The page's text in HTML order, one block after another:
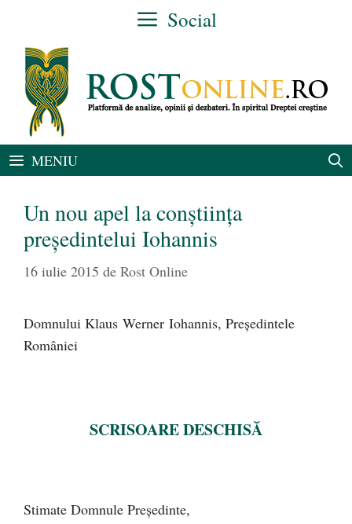
conținut
Social
MENIU
Un nou apel la conştiinţa
preşedintelui Iohannis
16 iulie 2015 de Rost Online
Domnului Klaus Werner Iohannis, Preşedintele
României
SCRISOARE DESCHISĂ
Stimate Domnule Preşedinte,